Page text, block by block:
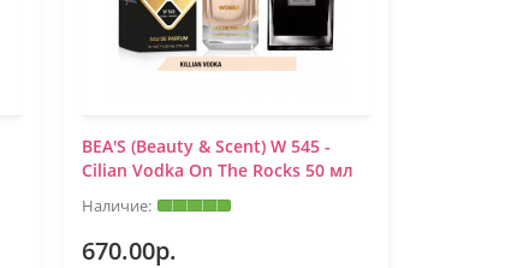
BEA'S (Beauty & Scent) W 545 -
Ciliаn Vodka On The Rocks 50 мл
670.00р.